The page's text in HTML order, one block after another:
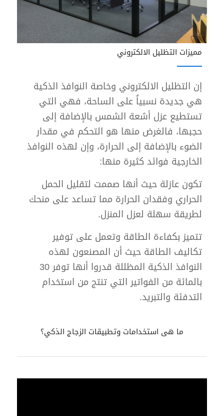
مميزات التظليل الالكتروني
إن التظليل الالكتروني وخاصة النوافذ الذكية
هي جديدة نسبياً على الساحة، فهي التي
تستطيع عزل أشعة الشمس بالإضافة إلى
حجبها، فالغرض منها هو التحكم في مقدار
الضوء بالإضافة إلى الحرارة، وإن لهذه النوافذ
الخارجية فوائد كثيرة منها:
تكون عازلة حيث أنها صممت لتقليل الحمل
الحراري وفقدان الحرارة مما تساعد على منحك
لطريقة سهلة لعزل المنزل.
تتميز بكفاءة الطاقة وتعمل على توفير
تكاليف الطاقة حيث أن المصنعون لهذه
النوافذ الذكية المظللة قدروا أنها توفر 30
بالمائة من الفواتير التي تنتج من استخدام
التدفئة والتبريد.
ما هى استخدامات وتطبيقات الزجاج الذكي؟